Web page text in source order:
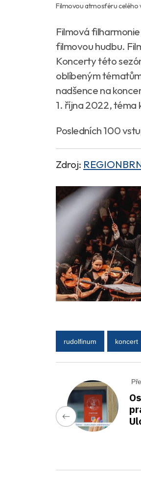
Filmovou atmosféru celého
Filmová
filmovou hudbu.
Koncerty této
oblíbeným
nadšence na
1. října 2022, téma
Posledních 100
Zdroj:
rudolfinum koncert